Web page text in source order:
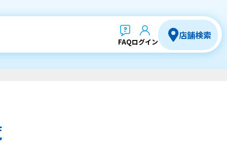
FAQログイン
店舗検索